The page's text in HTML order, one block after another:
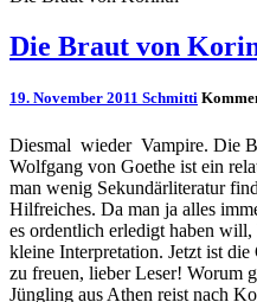
Die Braut von
19. November 2011 Schmitti
Diesmal wieder Vampire. Die
Wolfgang von Goethe ist ein
man wenig Sekundärliteratur
Hilfreiches. Da man ja alles
es ordentlich erledigt haben
kleine Interpretation. Jetzt ist
zu freuen, lieber Leser! Worum
Jüngling aus Athen reist nach